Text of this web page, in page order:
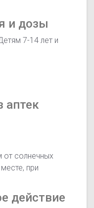
и дозы
7-14 лет и
аптек
солнечных
при
действие